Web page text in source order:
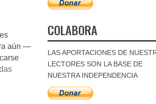
aún —
COLABORA
LAS APORTACIONES DE
LECTORES SON LA BASE DE
NUESTRA INDEPENDENCIA